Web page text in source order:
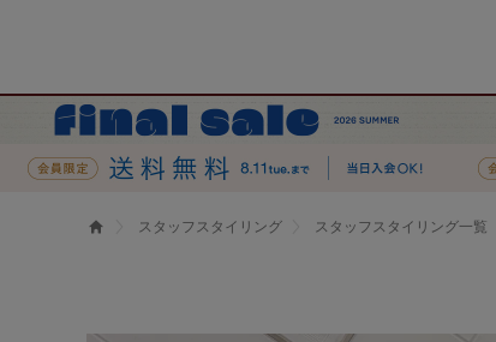
スタッフスタイリング スタッフスタイリング一覧